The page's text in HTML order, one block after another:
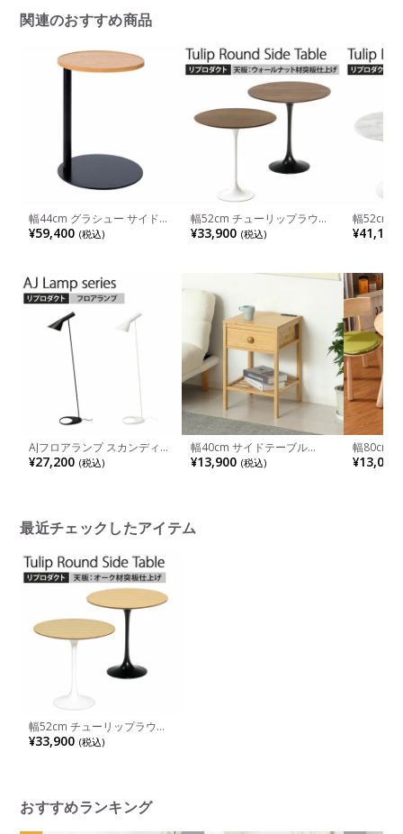
関連のおすすめ商品
幅44cm グラシュー サイドテ
ーブル ナイトテーブル ソフ
ァテーブル 円形 オーク材 北
¥59,400 (税込)
幅52cm チューリップラウン
ドサイドテーブル 天板 ウォ
ールナット材 エーロ・サーリ
¥33,900 (税込)
幅52cm
ドサイド
石 エーロ
ァテーブ
¥41,100
AJフロアランプ スカンディナ
ヴィアデザイン スチール 塗
装仕上 完成品
¥27,200 (税込)
幅40cm サイドテーブル
Bamboo 竹製 ナイトテーブ
ル 引き出し付き ミニテーブ
¥13,900 (税込)
幅80cm
ィムバ サ
木 丸テー
¥13,000
最近チェックしたアイテム
幅52cm チューリップラウン
ドサイドテーブル 天板 オー
ク材 エーロ・サーリネン リ
¥33,900 (税込)
おすすめランキング